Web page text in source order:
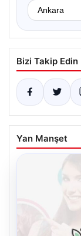
Bizi Takip Edin
Yan Manşet